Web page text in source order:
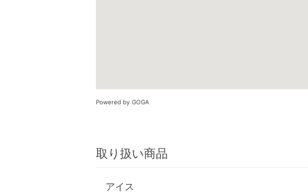
Powered by GOGA
取り扱い商品
アイス